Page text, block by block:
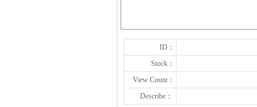
ID：
Stock：
View Count：
Describe：